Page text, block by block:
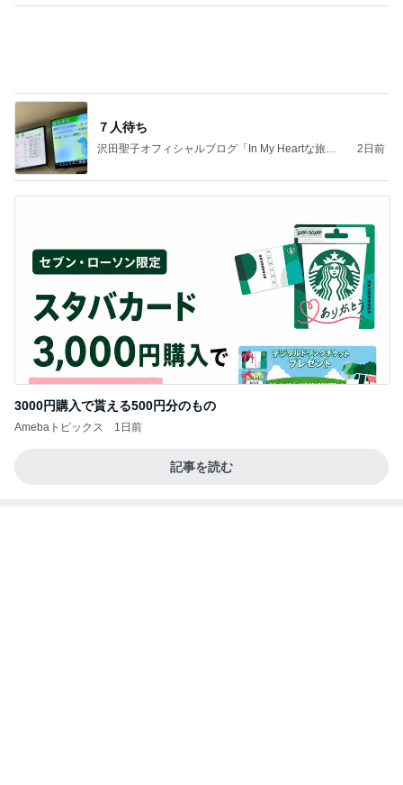
７人待ち
沢田聖子オフィシャルブログ「In My Heartな旅日
2日前
3000円購入で貰える500円分のもの
Amebaトピックス 1日前
記事を読む